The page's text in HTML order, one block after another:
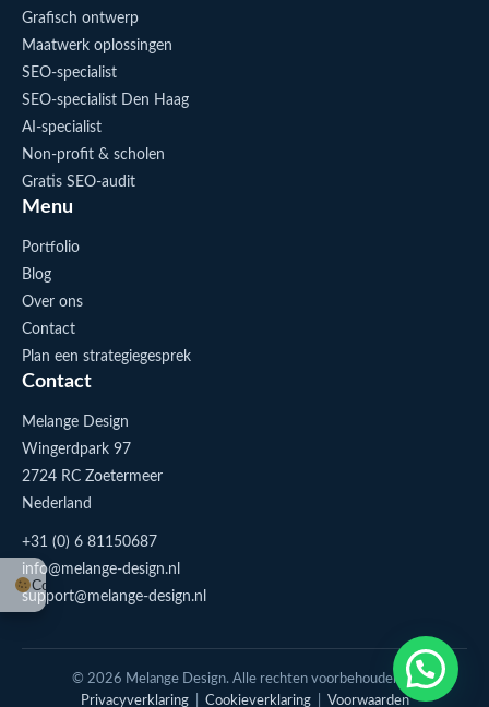
Cookie-instellingen
Stuur me een appje
Grafisch ontwerp
Maatwerk oplossingen
SEO-specialist
SEO-specialist Den Haag
AI-specialist
Non-profit & scholen
Gratis SEO-audit
Menu
Portfolio
Blog
Over ons
Contact
Plan een strategiegesprek
Contact
Melange Design
Wingerdpark 97
2724 RC Zoetermeer
Nederland
+31 (0) 6 81150687
info@melange-design.nl
support@melange-design.nl
© 2026 Melange Design. Alle rechten voorbehouden. |
Privacyverklaring| Cookieverklaring| Voorwaarden